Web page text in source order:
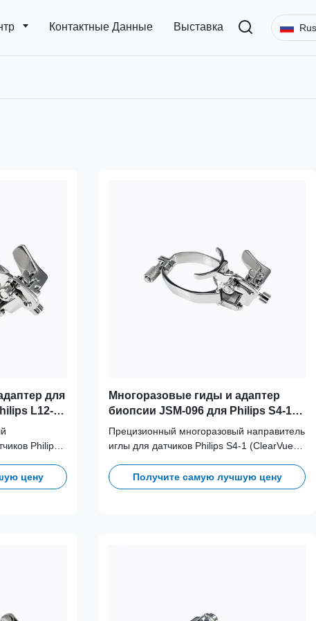
Контактные Данные Выставка
для
L12-4
Philips
нержавеющей
100
цену
Многоразовые гиды и адаптер
биопсии JSM-096 для Philips S4-1
((ClearVue) Probe
Прецизионный многоразовый направитель
иглы для датчиков Philips S4-1 (ClearVue).
стали 316L, выдерживает более 100
циклов автоклавирования, что
Получите самую лучшую цену